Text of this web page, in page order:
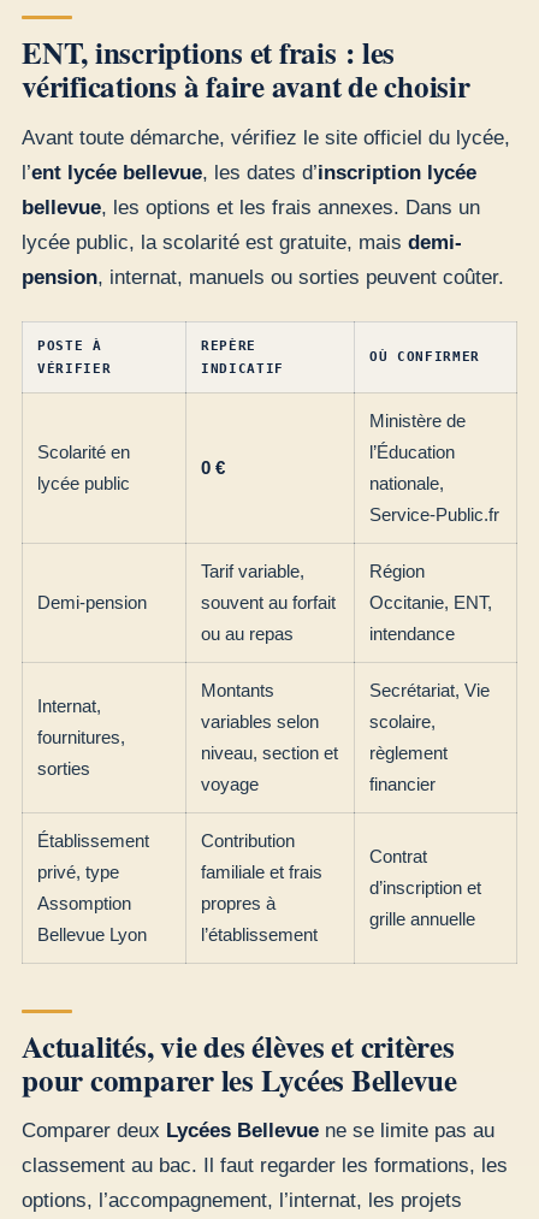
ENT, inscriptions et frais : les
vérifications à faire avant de choisir
Avant toute démarche, vérifiez le site officiel du lycée,
l’ent lycée bellevue, les dates d’inscription lycée
bellevue, les options et les frais annexes. Dans un
lycée public, la scolarité est gratuite, mais demi-
pension, internat, manuels ou sorties peuvent coûter.
POSTE À
VÉRIFIER
REPÈRE
INDICATIF
OÙ CONFIRMER
Scolarité en
lycée public
0 €
Ministère de
l’Éducation
nationale,
Service-Public.fr
Demi-pension
Tarif variable,
souvent au forfait
ou au repas
Région
Occitanie, ENT,
intendance
Internat,
fournitures,
sorties
Montants
variables selon
niveau, section et
voyage
Secrétariat, Vie
scolaire,
règlement
financier
Établissement
privé, type
Assomption
Bellevue Lyon
Contribution
familiale et frais
propres à
l’établissement
Contrat
d’inscription et
grille annuelle
Actualités, vie des élèves et critères
pour comparer les Lycées Bellevue
Comparer deux Lycées Bellevue ne se limite pas au
classement au bac. Il faut regarder les formations, les
options, l’accompagnement, l’internat, les projets